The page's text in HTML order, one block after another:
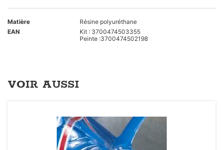
Matière
Résine polyuréthane
EAN
Kit : 3700474503355
Peinte :3700474502198
VOIR AUSSI